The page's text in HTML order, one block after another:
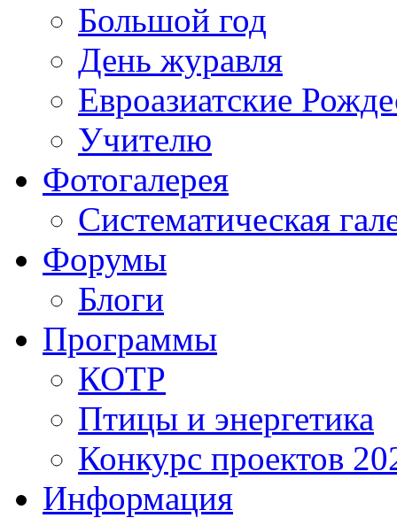
Большой год
День журавля
Евроазиатские
Учителю
Фотогалерея
Систематическая
Форумы
Блоги
Программы
КОТР
Птицы и энергетика
Конкурс проектов
Информация